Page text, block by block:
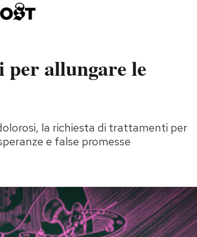
allungare le
la richiesta di trattamenti per
e false promesse